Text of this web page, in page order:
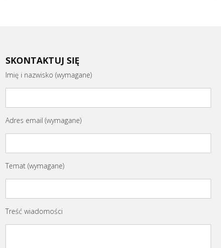
SKONTAKTUJ SIĘ
Imię i nazwisko (wymagane)
Adres email (wymagane)
Temat (wymagane)
Treść wiadomości